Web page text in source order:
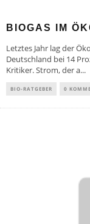
BIOGAS IM
Letztes Jahr lag der
Deutschland bei 14
Kritiker. Strom, der a...
BIO-RATGEBER 0